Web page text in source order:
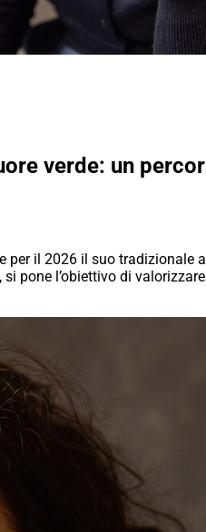
verde: un
per il 2026 il suo tradizionale
pone l’obiettivo di